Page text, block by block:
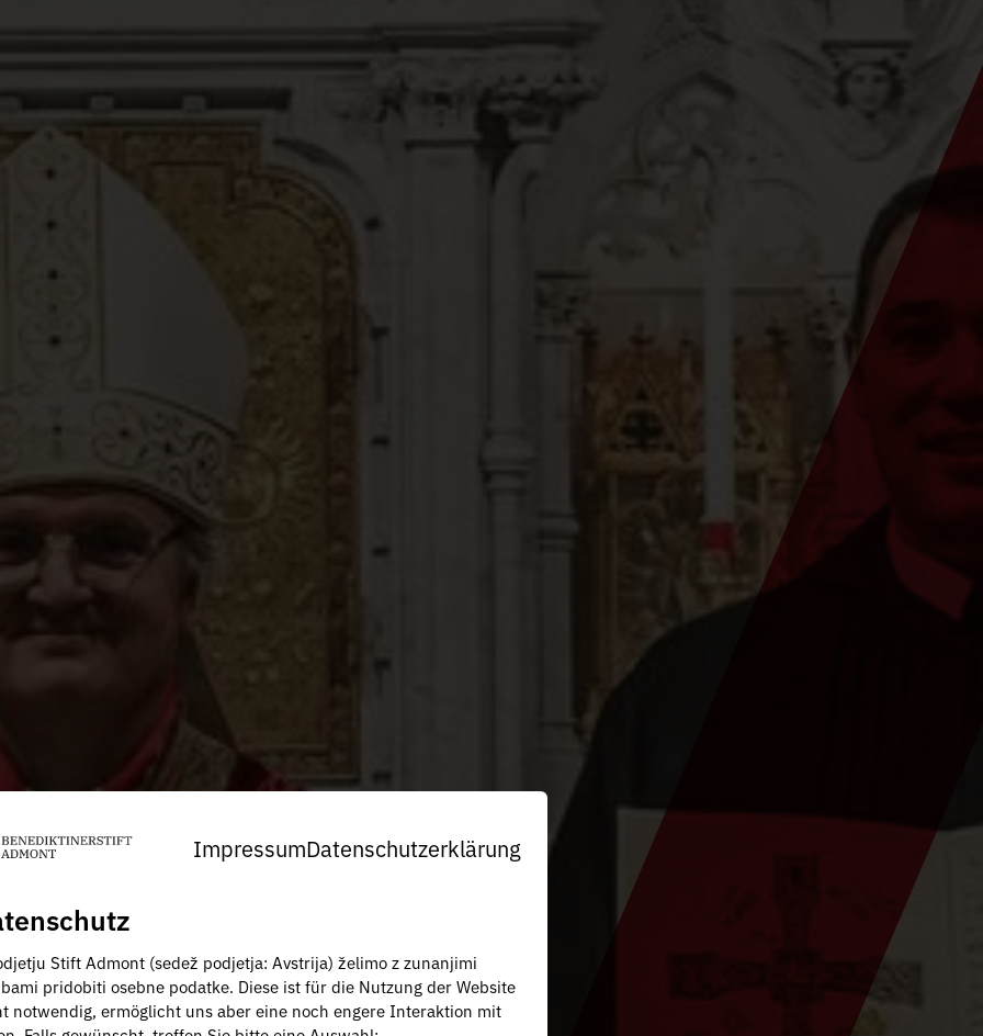
ImpressumDatenschutzerklärung
Stift Admont (sedež podjetja: Avstrija) želimo z zunanjimi
pridobiti osebne podatke. Diese ist für die Nutzung der Website
notwendig, ermöglicht uns aber eine noch engere Interaktion mit